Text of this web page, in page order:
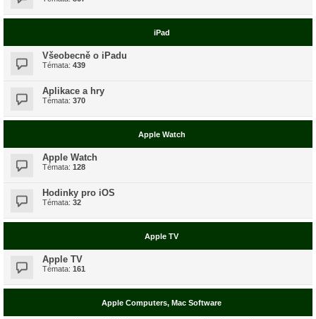
iPad
Všeobecně o iPadu
Témata: 439
Aplikace a hry
Témata: 370
Apple Watch
Apple Watch
Témata: 128
Hodinky pro iOS
Témata: 32
Apple TV
Apple TV
Témata: 161
Apple Computers, Mac Software